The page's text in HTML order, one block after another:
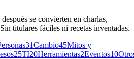
se convierten en charlas,
titulares fáciles ni recetas inventadas.
31Cambio45Mitos y
25TI20Herramientas2Eventos10